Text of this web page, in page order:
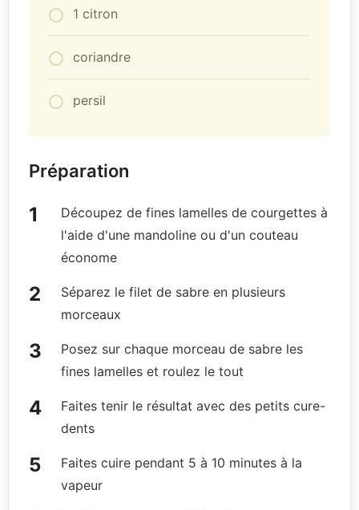
1 citron
coriandre
persil
Préparation
Découpez de fines lamelles de courgettes à
l'aide d'une mandoline ou d'un couteau
économe
Séparez le filet de sabre en plusieurs
morceaux
Posez sur chaque morceau de sabre les
fines lamelles et roulez le tout
Faites tenir le résultat avec des petits cure-
dents
Faites cuire pendant 5 à 10 minutes à la
vapeur